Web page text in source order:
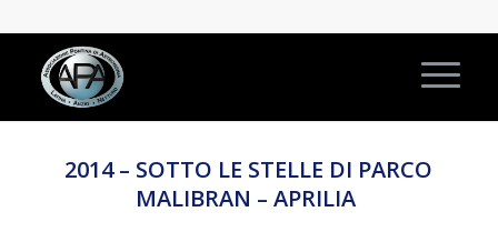
2014 – SOTTO LE STELLE DI PARCO
MALIBRAN – APRILIA